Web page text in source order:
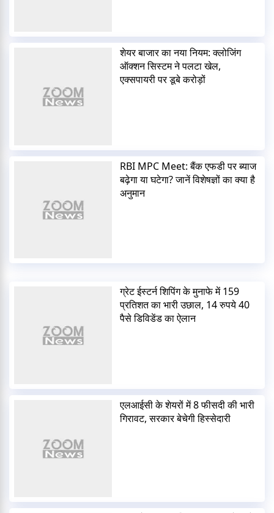
शेयर बाजार का नया नियम: क्लोजिंग
ऑक्शन सिस्टम ने पलटा खेल,
एक्सपायरी पर डूबे करोड़ों
RBI MPC Meet: बैंक एफडी पर ब्याज
बढ़ेगा या घटेगा? जानें विशेषज्ञों का क्या है
अनुमान
ग्रेट ईस्टर्न शिपिंग के मुनाफे में 159
प्रतिशत का भारी उछाल, 14 रुपये 40
पैसे डिविडेंड का ऐलान
एलआईसी के शेयरों में 8 फीसदी की भारी
गिरावट, सरकार बेचेगी हिस्सेदारी